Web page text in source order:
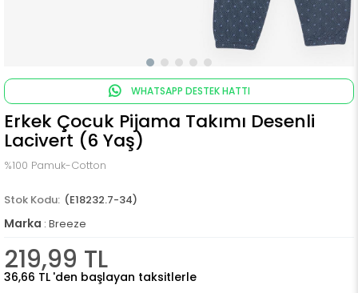
WHATSAPP DESTEK HATTI
Erkek Çocuk Pijama Takımı Desenli
Lacivert (6 Yaş)
%100 Pamuk-Cotton
(E18232.7-34)
Marka : Breeze
219,99 TL
36,66 TL 'den başlayan taksitlerle